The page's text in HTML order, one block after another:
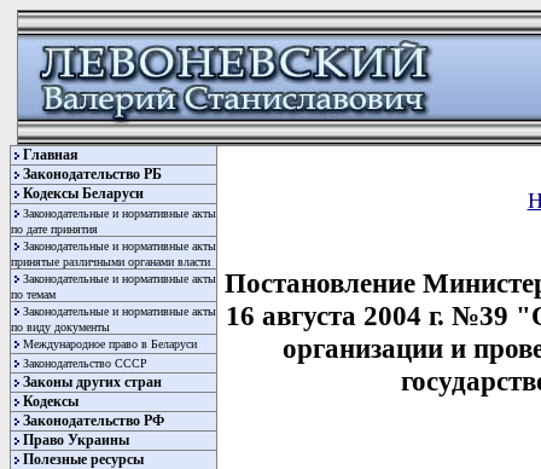
Главная
Законодательство РБ
Кодексы Беларуси
Законодательные и нормативные акты
по дате принятия
Законодательные и нормативные акты
принятые различными органами власти
Законодательные и нормативные акты
по темам
Законодательные и нормативные акты
по виду документы
Международное право в Беларуси
Законодательство СССР
Законы других стран
Кодексы
Законодательство РФ
Право Украины
Полезные ресурсы
Постановление
16 августа 2004 г. №39
организации и